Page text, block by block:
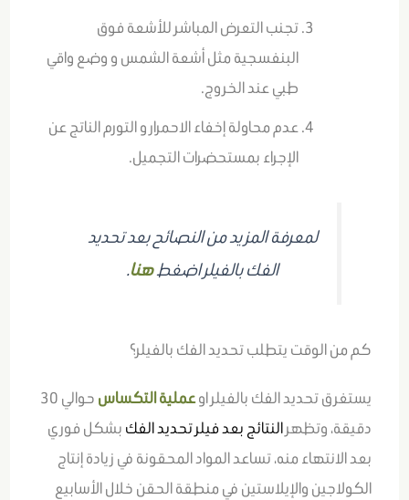
تجنب التعرض المباشر للأشعة فوق
البنفسجية مثل أشعة الشمس و وضع واقي
طبي عند الخروج.
عدم محاولة إخفاء الاحمرار و التورم الناتج عن
الإجراء بمستحضرات التجميل.
لمعرفة المزيد من النصائح بعد تحديد
الفك بالفيلر اضغطهنا.
كم من الوقت يتطلب تحديد الفك بالفيلر؟
يستغرق تحديد الفك بالفيلر اوعملية التكساس
حوالي 30
دقيقة، وتظهرالنتائج بعد فيلر تحديد الفك بشكل فوري
بعد الانتهاء منه، تساعد المواد المحقونة في زيادة إنتاج
الكولاجين والإيلاستين في منطقة الحقن خلال الأسابيع